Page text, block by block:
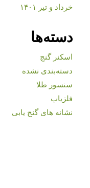
خرداد و تیر ۱۴۰۱
دسته‌ها
اسکنر گنج
دسته‌بندی نشده
سنسور طلا
فلزیاب
نشانه های گنج یابی